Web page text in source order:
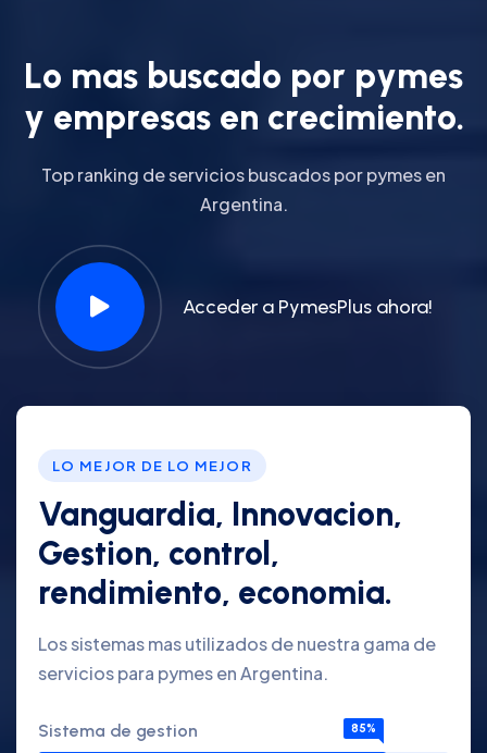
Lo mas buscado por pymes
y empresas en crecimiento.
Top ranking de servicios buscados por pymes en
Argentina.
Acceder a PymesPlus ahora!
LO MEJOR DE LO MEJOR
Vanguardia, Innovacion,
Gestion, control,
rendimiento, economia.
Los sistemas mas utilizados de nuestra gama de
servicios para pymes en Argentina.
Sistema de gestion 85%